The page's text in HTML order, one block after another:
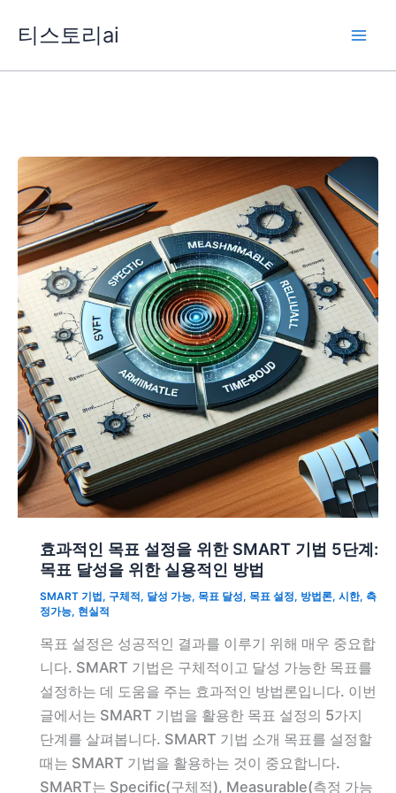
티스토리ai
효과적인 목표 설정을 위한 SMART 기법 5단계:
목표 달성을 위한 실용적인 방법
SMART 기법 , 구체적 , 달성 가능, 목표 달성, 목표 설정, 방법론, 시한, 측
정가능, 현실적
목표 설정은 성공적인 결과를 이루기 위해 매우 중요합
니다. SMART 기법은 구체적이고 달성 가능한 목표를
설정하는 데 도움을 주는 효과적인 방법론입니다. 이번
글에서는 SMART 기법을 활용한 목표 설정의 5가지
단계를 살펴봅니다. SMART 기법 소개 목표를 설정할
때는 SMART 기법을 활용하는 것이 중요합니다.
SMART는 Specific(구체적), Measurable(측정 가능